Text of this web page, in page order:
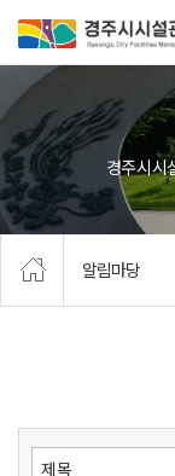
경주시시
알림마당